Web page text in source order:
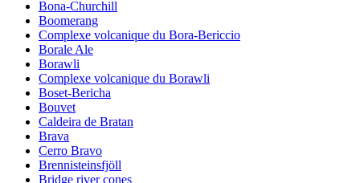
Bona-Churchill
Boomerang
Complexe volcanique du Bora-Bericcio
Borale Ale
Borawli
Complexe volcanique du Borawli
Boset-Bericha
Bouvet
Caldeira de Bratan
Brava
Cerro Bravo
Brennisteinsfjöll
Bridge river cones